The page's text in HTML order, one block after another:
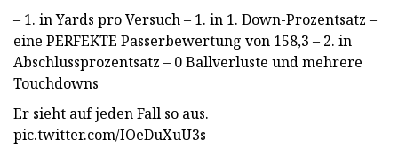
– 1. in Yards pro Versuch – 1. in 1. Down-Prozentsatz –
eine PERFEKTE Passerbewertung von 158,3 – 2. in
Abschlussprozentsatz – 0 Ballverluste und mehrere
Touchdowns
Er sieht auf jeden Fall so aus.
pic.twitter.com/IOeDuXuU3s